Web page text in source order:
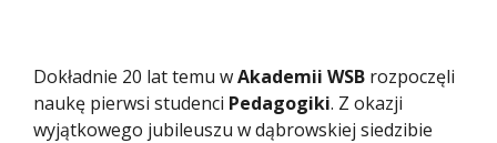
Dokładnie 20 lat temu wAkademii WSB rozpoczęli
naukę pierwsi studenci Pedagogiki. Z okazji
wyjątkowego jubileuszu w dąbrowskiej siedzibie